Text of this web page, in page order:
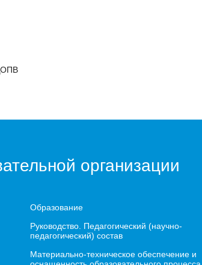
организации
Образование
Руководство. Педагогический (научно-
педагогический) состав
Материально-техническое обеспечение и